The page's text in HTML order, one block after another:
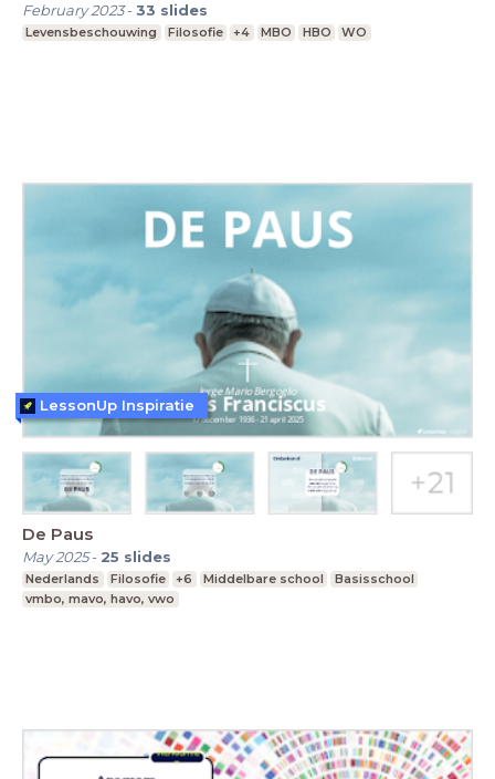
February 2023-33 slides
Levensbeschouwing Filosofie +4 MBO HBO WO
De Paus
May 2025- 25 slides
Nederlands Filosofie +6 Middelbare school
Basisschool
vmbo, mavo, havo, vwo
LessonUp Inspiratie